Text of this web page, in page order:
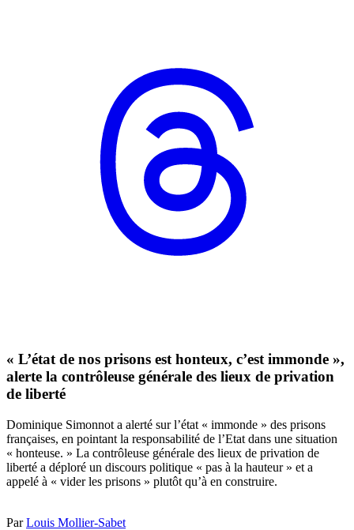
« L’état de nos prisons est honteux, c’est immonde »,
alerte la contrôleuse générale des lieux de privation
de liberté
Dominique Simonnot a alerté sur l’état « immonde » des prisons
françaises, en pointant la responsabilité de l’Etat dans une situation
« honteuse. » La contrôleuse générale des lieux de privation de
liberté a déploré un discours politique « pas à la hauteur » et a
appelé à « vider les prisons » plutôt qu’à en construire.
ParLouis Mollier-Sabet